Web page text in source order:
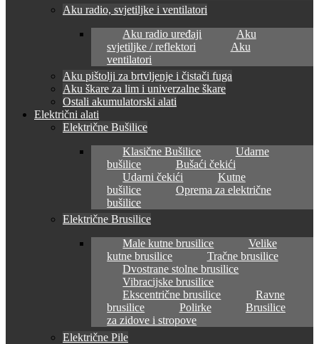
Aku radio, svjetiljke i ventilatori
Aku radio uređaji
Aku
svjetiljke / reflektori
Aku
ventilatori
Aku pištolji za brtvljenje i čistači fuga
Aku škare za lim i univerzalne škare
Ostali akumulatorski alati
Električni alati
Električne Bušilice
Klasične Bušilice
Udarne
bušilice
Bušaći čekići
Udarni čekići
Kutne
bušilice
Oprema za električne
bušilice
Električne Brusilice
Male kutne brusilice
Velike
kutne brusilice
Tračne brusilice
Dvostrane stolne brusilice
Vibracijske brusilice
Ekscentrične brusilice
Ravne
brusilice
Polirke
Brusilice
za zidove i stropove
Električne Pile